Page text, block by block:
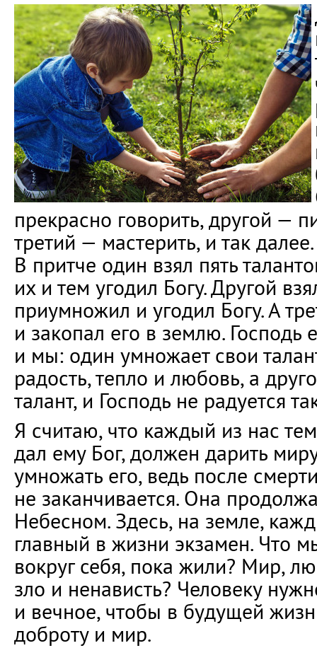
прекрасно говорить, другой —
третий — мастерить, и так
В притче один взял пять
их и тем угодил Богу. Другой
приумножил и угодил Богу. А
и закопал его в землю. Господь
и мы: один умножает свои
радость, тепло и любовь, а
талант, и Господь не радуется
Я считаю, что каждый из нас
дал ему Бог, должен дарить
умножать его, ведь после
не заканчивается. Она
Небесном. Здесь, на земле,
главный в жизни экзамен. Что
вокруг себя, пока жили? Мир,
зло и ненависть? Человеку
и вечное, чтобы в будущей
доброту и мир.